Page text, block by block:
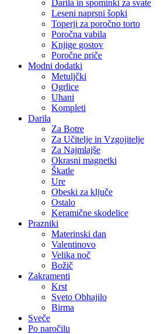
Darila in spominki za svate
Leseni naprsni šopki
Toperji za poročno torto
Poročna vabila
Knjige gostov
Poročne priče
Modni dodatki
Metuljčki
Ogrlice
Uhani
Kompleti
Darila
Za Botre
Za Učitelje in Vzgojitelje
Za Najmlajše
Okrasni magnetki
Škatle
Ure
Obeski za ključe
Ostalo
Keramične skodelice
Prazniki
Materinski dan
Valentinovo
Velika noč
Božič
Zakramenti
Krst
Sveto Obhajilo
Birma
Sveče
Po naročilu